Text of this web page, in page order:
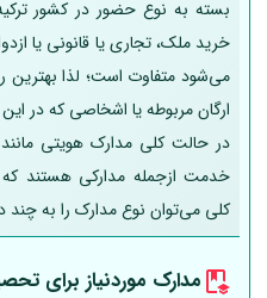
بسته به نوع حضور در کشور
خرید ملک، تجاری یا قانونی یا
می‌شود متفاوت است؛ لذا بهترین
ارگان مربوطه یا اشخاصی که در
در حالت کلی مدارک هویتی مانند
خدمت ازجمله مدارکی هستند
کلی می‌توان نوع مدارک را به چند
مدارک موردنیاز برای